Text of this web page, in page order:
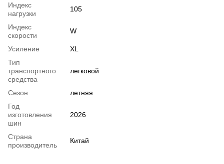
Индекс
нагрузки
105
Индекс
скорости
W
Усиление
XL
Тип
транспортного
средства
легковой
Сезон
летняя
Год
изготовления
шин
2026
Страна
производитель
Китай